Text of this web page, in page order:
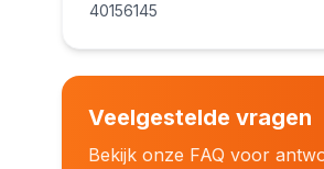
40156145
Veelgestelde vragen
Bekijk onze FAQ voor